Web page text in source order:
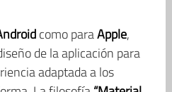
como paraApple,
de la aplicación para
adaptada a los